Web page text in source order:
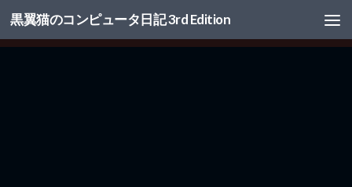
コンテンツへスキップ
黒翼猫のコンピュータ日記 3rd Edition